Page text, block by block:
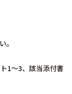
～3、該当添付書